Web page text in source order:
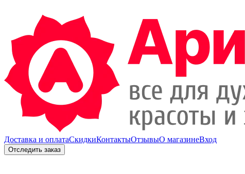
Доставка и оплатаСкидкиКонтактыОтзывыО магазинеВход
Отследить заказ